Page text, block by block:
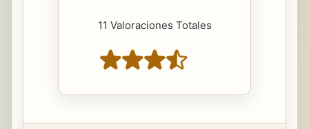
11 Valoraciones Totales